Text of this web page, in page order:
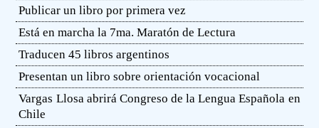
Publicar un libro por primera vez
Está en marcha la 7ma. Maratón de Lectura
Traducen 45 libros argentinos
Presentan un libro sobre orientación vocacional
Vargas Llosa abrirá Congreso de la Lengua Española en
Chile